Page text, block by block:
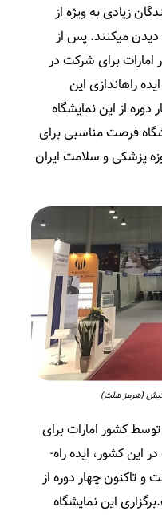
زیادی به ویژه از
دیدن می­کنند. پس از
امارات برای شرکت در
راه­اندازی این
از این نمایشگاه
فرصت مناسبی برای
پزشکی و سلامت ایران
کیش (هرمز هلث)
کشور امارات برای
شرکت در نمایشگاه عرب هلث در این کشور، ایده راه‌­
و تاکنون چهار دوره از
این نمایشگاه